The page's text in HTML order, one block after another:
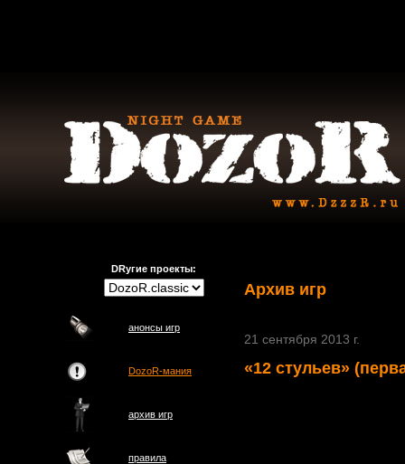
DRугие проекты:
анонсы игр
DozoR-мания
архив игр
правила
Архив игр
21 сентября 2013 г.
«12 стульев»